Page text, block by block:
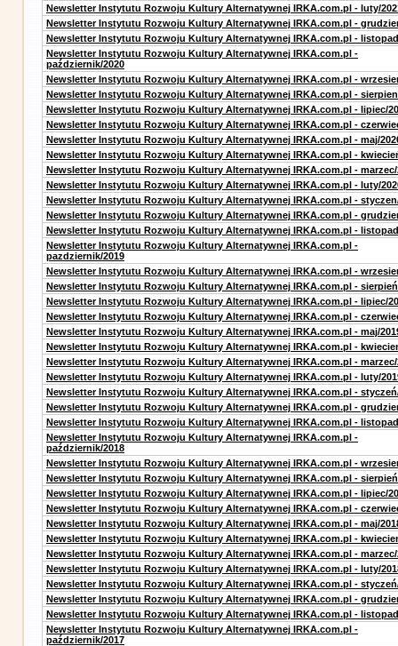
Newsletter Instytutu Rozwoju Kultury Alternatywnej IRKA.com.pl - luty/
Newsletter Instytutu Rozwoju Kultury Alternatywnej IRKA.com.pl -
Newsletter Instytutu Rozwoju Kultury Alternatywnej IRKA.com.pl -
Newsletter Instytutu Rozwoju Kultury Alternatywnej IRKA.com.pl -
październik/2020
Newsletter Instytutu Rozwoju Kultury Alternatywnej IRKA.com.pl -
Newsletter Instytutu Rozwoju Kultury Alternatywnej IRKA.com.pl -
Newsletter Instytutu Rozwoju Kultury Alternatywnej IRKA.com.pl - lipiec/
Newsletter Instytutu Rozwoju Kultury Alternatywnej IRKA.com.pl -
Newsletter Instytutu Rozwoju Kultury Alternatywnej IRKA.com.pl - maj/
Newsletter Instytutu Rozwoju Kultury Alternatywnej IRKA.com.pl -
Newsletter Instytutu Rozwoju Kultury Alternatywnej IRKA.com.pl - marzec/
Newsletter Instytutu Rozwoju Kultury Alternatywnej IRKA.com.pl - luty/
Newsletter Instytutu Rozwoju Kultury Alternatywnej IRKA.com.pl -
Newsletter Instytutu Rozwoju Kultury Alternatywnej IRKA.com.pl -
Newsletter Instytutu Rozwoju Kultury Alternatywnej IRKA.com.pl -
Newsletter Instytutu Rozwoju Kultury Alternatywnej IRKA.com.pl -
pazdziernik/2019
Newsletter Instytutu Rozwoju Kultury Alternatywnej IRKA.com.pl -
Newsletter Instytutu Rozwoju Kultury Alternatywnej IRKA.com.pl -
Newsletter Instytutu Rozwoju Kultury Alternatywnej IRKA.com.pl - lipiec/
Newsletter Instytutu Rozwoju Kultury Alternatywnej IRKA.com.pl -
Newsletter Instytutu Rozwoju Kultury Alternatywnej IRKA.com.pl - maj/
Newsletter Instytutu Rozwoju Kultury Alternatywnej IRKA.com.pl -
Newsletter Instytutu Rozwoju Kultury Alternatywnej IRKA.com.pl - marzec/
Newsletter Instytutu Rozwoju Kultury Alternatywnej IRKA.com.pl - luty/
Newsletter Instytutu Rozwoju Kultury Alternatywnej IRKA.com.pl -
Newsletter Instytutu Rozwoju Kultury Alternatywnej IRKA.com.pl -
Newsletter Instytutu Rozwoju Kultury Alternatywnej IRKA.com.pl -
Newsletter Instytutu Rozwoju Kultury Alternatywnej IRKA.com.pl -
październik/2018
Newsletter Instytutu Rozwoju Kultury Alternatywnej IRKA.com.pl -
Newsletter Instytutu Rozwoju Kultury Alternatywnej IRKA.com.pl -
Newsletter Instytutu Rozwoju Kultury Alternatywnej IRKA.com.pl - lipiec/
Newsletter Instytutu Rozwoju Kultury Alternatywnej IRKA.com.pl -
Newsletter Instytutu Rozwoju Kultury Alternatywnej IRKA.com.pl - maj/
Newsletter Instytutu Rozwoju Kultury Alternatywnej IRKA.com.pl -
Newsletter Instytutu Rozwoju Kultury Alternatywnej IRKA.com.pl - marzec/
Newsletter Instytutu Rozwoju Kultury Alternatywnej IRKA.com.pl - luty/
Newsletter Instytutu Rozwoju Kultury Alternatywnej IRKA.com.pl -
Newsletter Instytutu Rozwoju Kultury Alternatywnej IRKA.com.pl -
Newsletter Instytutu Rozwoju Kultury Alternatywnej IRKA.com.pl -
Newsletter Instytutu Rozwoju Kultury Alternatywnej IRKA.com.pl -
październik/2017